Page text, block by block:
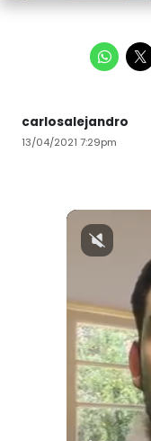
carlosalejandro
13/04/2021 7:29pm